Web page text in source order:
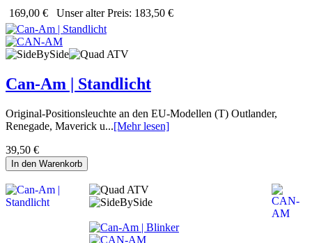
169,00 € Unser alter Preis: 183,50 €
Can-Am | Standlicht
Original-Positionsleuchte an den EU-Modellen (T) Outlander,
Renegade, Maverick u...[Mehr lesen]
39,50 €
In den Warenkorb